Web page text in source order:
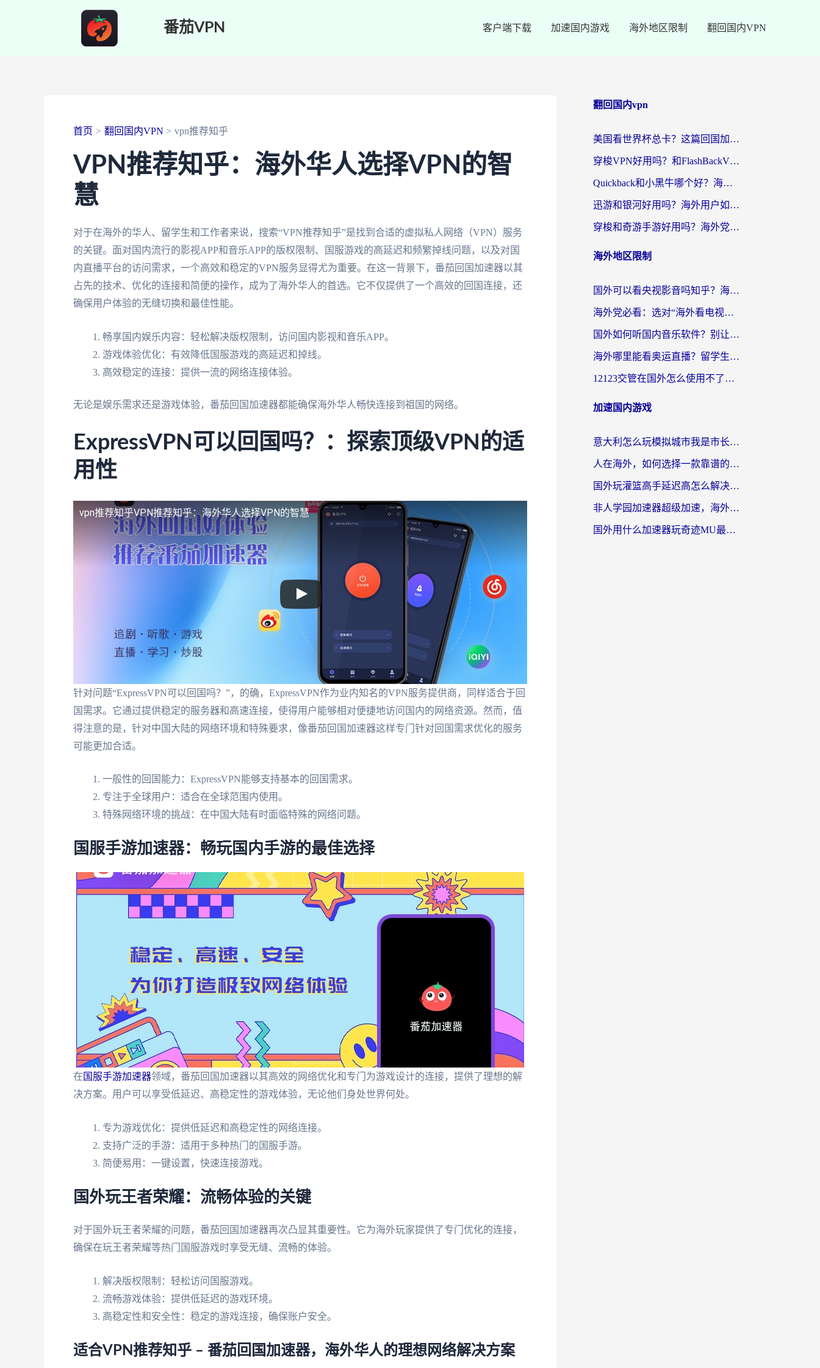
番茄VPN 客户端下载 加速国内游戏 海外地区限制 翻回国内VPN
首页 翻回国内VPN vpn推荐知乎
VPN推荐知乎：海外华人选择VPN的智
慧
对于在海外的华人、留学生和工作者来说，搜索“VPN推荐知乎”是找到合适的虚拟私人网络（VPN）服务
的关键。面对国内流行的影视APP和音乐APP的版权限制、国服游戏的高延迟和频繁掉线问题，以及对国
内直播平台的访问需求，一个高效和稳定的VPN服务显得尤为重要。在这一背景下，番茄回国加速器以其
占先的技术、优化的连接和简便的操作，成为了海外华人的首选。它不仅提供了一个高效的回国连接，还
确保用户体验的无缝切换和最佳性能。
畅享国内娱乐内容：轻松解决版权限制，访问国内影视和音乐APP。
游戏体验优化：有效降低国服游戏的高延迟和掉线。
高效稳定的连接：提供一流的网络连接体验。
无论是娱乐需求还是游戏体验，番茄回国加速器都能确保海外华人畅快连接到祖国的网络。
ExpressVPN可以回国吗？：探索顶级VPN的适
用性
vpn推荐知乎VPN推荐知乎：海外华人选择VPN的智慧
针对问题“ExpressVPN可以回国吗？”，的确，ExpressVPN作为业内知名的VPN服务提供商，同样适合于回
国需求。它通过提供稳定的服务器和高速连接，使得用户能够相对便捷地访问国内的网络资源。然而，值
得注意的是，针对中国大陆的网络环境和特殊要求，像番茄回国加速器这样专门针对回国需求优化的服务
可能更加合适。
一般性的回国能力：ExpressVPN能够支持基本的回国需求。
专注于全球用户：适合在全球范围内使用。
特殊网络环境的挑战：在中国大陆有时面临特殊的网络问题。
国服手游加速器：畅玩国内手游的最佳选择
在 国服手游加速器领域，番茄回国加速器以其高效的网络优化和专门为游戏设计的连接，提供了理想的解
决方案。用户可以享受低延迟、高稳定性的游戏体验，无论他们身处世界何处。
专为游戏优化：提供低延迟和高稳定性的网络连接。
支持广泛的手游：适用于多种热门的国服手游。
简便易用：一键设置，快速连接游戏。
国外玩王者荣耀：流畅体验的关键
对于国外玩王者荣耀的问题，番茄回国加速器再次凸显其重要性。它为海外玩家提供了专门优化的连接，
确保在玩王者荣耀等热门国服游戏时享受无缝、流畅的体验。
解决版权限制：轻松访问国服游戏。
流畅游戏体验：提供低延迟的游戏环境。
高稳定性和安全性：稳定的游戏连接，确保账户安全。
适合VPN推荐知乎 – 番茄回国加速器，海外华人的理想网络解决方案
翻回国内vpn
美国看世界杯总卡？这篇回国加速器指南帮你无缝刷国内资源（附苹果手机VPN设置步骤）
穿梭VPN好用吗？和FlashBackVPN对比哪个回国效果更好？
Quickback和小黑牛哪个好？海外党亲测指南，选对回国加速器秒回国内
迅游和银河好用吗？海外用户如何选择回国加速器实现无缝访问国内资源
穿梭和奇游手游好用吗？海外党亲测3款回国加速器，附蜜蜂加速器七天试用攻略
海外地区限制
国外可以看央视影音吗知乎？海外党亲测有效的回国加速方案
海外党必看：选对“海外看电视剧软件”，再也不用愁国内剧刷不了
国外如何听国内音乐软件？别让地域限制，断了你的中文歌单
海外哪里能看奥运直播？留学生&海外华人必看的体育赛事观赛终极指南
12123交管在国外怎么使用不了？海外华人必看的无缝访问国内资源指南
加速国内游戏
意大利怎么玩模拟城市我是市长？海外党国服游戏加速终极攻略（附三国3量子特攻解决办法）
人在海外，如何选择一款靠谱的玩剑灵2加速器？
国外玩灌篮高手延迟高怎么解决？海外玩家国服游戏加速终极指南
非人学园加速器超级加速，海外玩家重返国服的通行证
国外用什么加速器玩奇迹MU最好？2026海外玩家国服游戏加速全攻略